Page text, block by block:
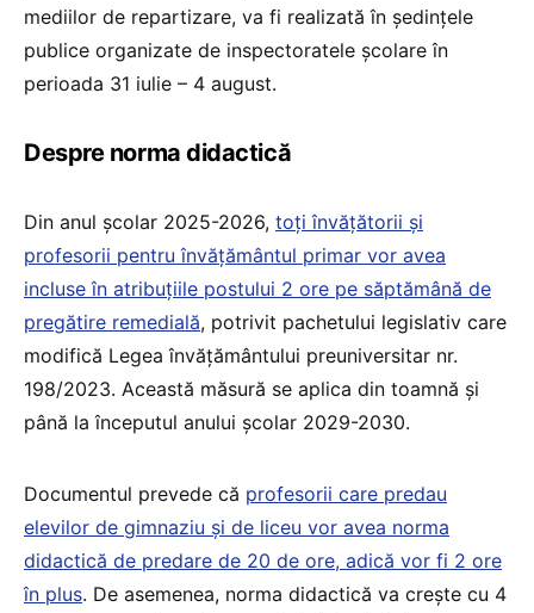
mediilor de repartizare, va fi realizată în ședințele
publice organizate de inspectoratele şcolare în
perioada 31 iulie – 4 august.
Despre norma didactică
Din anul școlar 2025-2026, toți învățătorii și
profesorii pentru învățământul primar vor avea
incluse în atribuțiile postului 2 ore pe săptămână de
pregătire remedială, potrivit pachetului legislativ care
modifică Legea învățământului preuniversitar nr.
198/2023. Această măsură se aplica din toamnă și
până la începutul anului școlar 2029-2030.
Documentul prevede că profesorii care predau
elevilor de gimnaziu și de liceu vor avea norma
didactică de predare de 20 de ore, adică vor fi 2 ore
în plus. De asemenea, norma didactică va crește cu 4